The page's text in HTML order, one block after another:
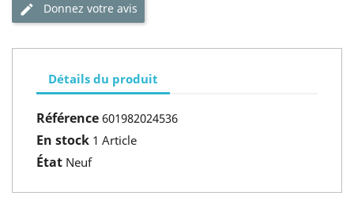
Donnez votre avis
Détails du produit
Référence 601982024536
En stock 1 Article
État Neuf